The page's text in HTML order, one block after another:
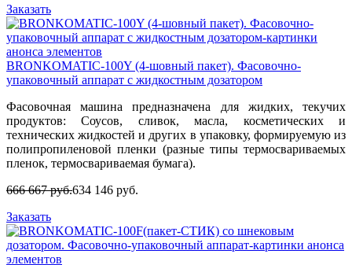
Заказать
BRONKOMATIC-100Y (4-шовный пакет). Фасовочно-
упаковочный аппарат с жидкостным дозатором
Фасовочная машина предназначена для жидких, текучих
продуктов: Соусов, сливок, масла, косметических и
технических жидкостей и других в упаковку, формируемую из
полипропиленовой пленки (разные типы термосвариваемых
пленок, термосвариваемая бумага).
666 667 руб.634 146 руб.
Заказать